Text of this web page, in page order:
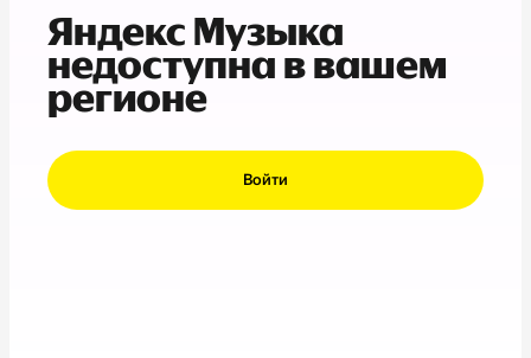
Яндекс Музыка
недоступна в вашем
регионе
Войти